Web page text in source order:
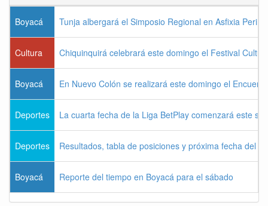
Boyacá Tunja albergará el Simposio Regional en Asfixia
Cultura Chiquinquirá celebrará este domingo el Festival
Boyacá En Nuevo Colón se realizará este domingo el
Deportes La cuarta fecha de la Liga BetPlay comenzará este
Deportes Resultados, tabla de posiciones y próxima fecha del
Boyacá Reporte del tiempo en Boyacá para el sábado